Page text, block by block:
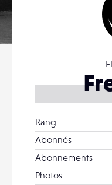
Rang
Abonnés
Abonnements
Photos